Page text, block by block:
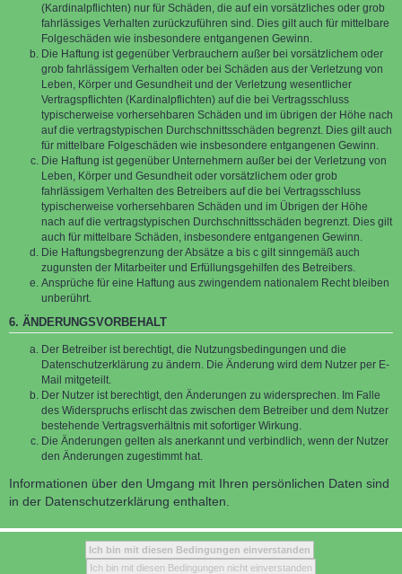
(Kardinalpflichten) nur für Schäden, die auf ein vorsätzliches oder grob
fahrlässiges Verhalten zurückzuführen sind. Dies gilt auch für mittelbare
Folgeschäden wie insbesondere entgangenen Gewinn.
Die Haftung ist gegenüber Verbrauchern außer bei vorsätzlichem oder
grob fahrlässigem Verhalten oder bei Schäden aus der Verletzung von
Leben, Körper und Gesundheit und der Verletzung wesentlicher
Vertragspflichten (Kardinalpflichten) auf die bei Vertragsschluss
typischerweise vorhersehbaren Schäden und im übrigen der Höhe nach
auf die vertragstypischen Durchschnittsschäden begrenzt. Dies gilt auch
für mittelbare Folgeschäden wie insbesondere entgangenen Gewinn.
Die Haftung ist gegenüber Unternehmern außer bei der Verletzung von
Leben, Körper und Gesundheit oder vorsätzlichem oder grob
fahrlässigem Verhalten des Betreibers auf die bei Vertragsschluss
typischerweise vorhersehbaren Schäden und im Übrigen der Höhe
nach auf die vertragstypischen Durchschnittsschäden begrenzt. Dies gilt
auch für mittelbare Schäden, insbesondere entgangenen Gewinn.
Die Haftungsbegrenzung der Absätze a bis c gilt sinngemäß auch
zugunsten der Mitarbeiter und Erfüllungsgehilfen des Betreibers.
Ansprüche für eine Haftung aus zwingendem nationalem Recht bleiben
unberührt.
6. ÄNDERUNGSVORBEHALT
Der Betreiber ist berechtigt, die Nutzungsbedingungen und die
Datenschutzerklärung zu ändern. Die Änderung wird dem Nutzer per E-
Mail mitgeteilt.
Der Nutzer ist berechtigt, den Änderungen zu widersprechen. Im Falle
des Widerspruchs erlischt das zwischen dem Betreiber und dem Nutzer
bestehende Vertragsverhältnis mit sofortiger Wirkung.
Die Änderungen gelten als anerkannt und verbindlich, wenn der Nutzer
den Änderungen zugestimmt hat.
Informationen über den Umgang mit Ihren persönlichen Daten sind
in der Datenschutzerklärung enthalten.